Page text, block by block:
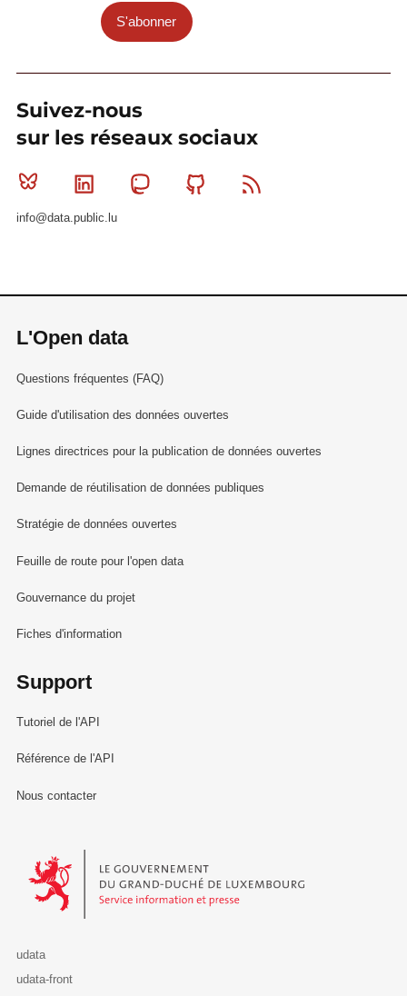
S'abonner
Suivez-nous
sur les réseaux sociaux
Bluesky Linkedin MastodonGithub
info@data.public.lu
L'Open data
Questions fréquentes (FAQ)
Guide d'utilisation des données ouvertes
Lignes directrices pour la publication de données ouvertes
Demande de réutilisation de données publiques
Stratégie de données ouvertes
Feuille de route pour l'open data
Gouvernance du projet
Fiches d'information
Support
Tutoriel de l'API
Référence de l'API
Nous contacter
Le Gouvernement du Grand-Duché de Luxembourg - Service
udata
udata-front